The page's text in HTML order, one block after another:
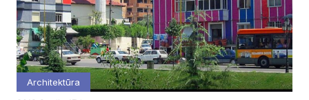
Architektūra